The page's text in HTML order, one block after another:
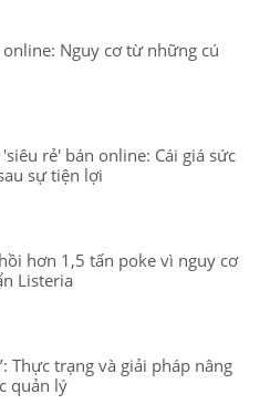
Nguy cơ từ những cú
rẻ' bán online: Cái giá sức
sự tiện lợi
hơn 1,5 tấn poke vì nguy cơ
Listeria
Thực trạng và giải pháp nâng
quản lý